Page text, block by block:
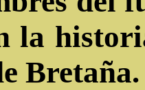
la
Bretaña.